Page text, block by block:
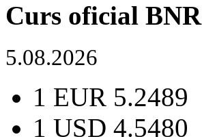
Curs oficial BNR
5.08.2026
1 EUR 5.2489
1 USD 4.5480